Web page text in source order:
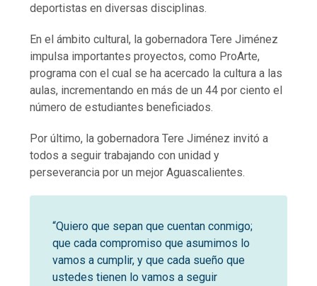
deportistas en diversas disciplinas.
En el ámbito cultural, la gobernadora Tere Jiménez
impulsa importantes proyectos, como ProArte,
programa con el cual se ha acercado la cultura a las
aulas, incrementando en más de un 44 por ciento el
número de estudiantes beneficiados.
Por último, la gobernadora Tere Jiménez invitó a
todos a seguir trabajando con unidad y
perseverancia por un mejor Aguascalientes.
“Quiero que sepan que cuentan conmigo;
que cada compromiso que asumimos lo
vamos a cumplir, y que cada sueño que
ustedes tienen lo vamos a seguir